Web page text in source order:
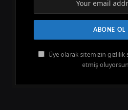
Üye olarak sitemizin gizlilik
etmiş